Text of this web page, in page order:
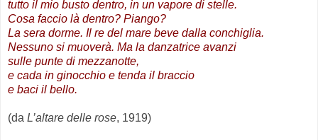
tutto il mio busto dentro, in un vapore di stelle.
Cosa faccio là dentro? Piango?
La sera dorme. Il re del mare beve dalla conchiglia.
Nessuno si muoverà. Ma la danzatrice avanzi
sulle punte di mezzanotte,
e cada in ginocchio e tenda il braccio
e baci il bello.
(da L’altare delle rose, 1919)